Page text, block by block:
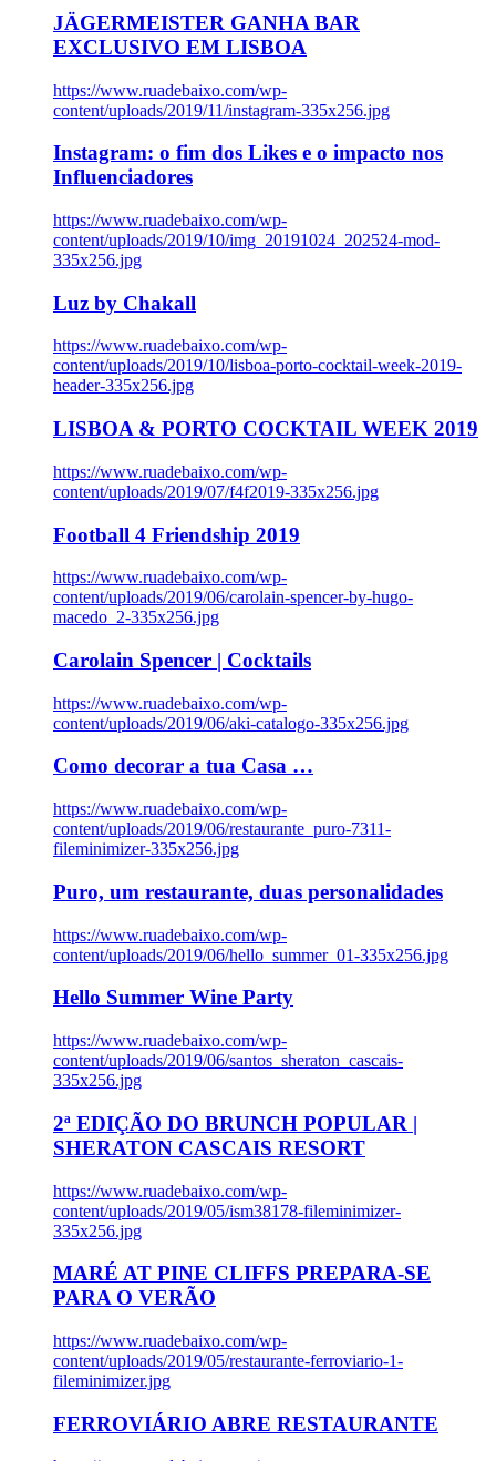
JÄGERMEISTER GANHA BAR
EXCLUSIVO EM LISBOA
https://www.ruadebaixo.com/wp-
content/uploads/2019/11/instagram-335x256.jpg
Instagram: o fim dos Likes e o impacto nos
Influenciadores
https://www.ruadebaixo.com/wp-
content/uploads/2019/10/img_20191024_202524-mod-
335x256.jpg
Luz by Chakall
https://www.ruadebaixo.com/wp-
content/uploads/2019/10/lisboa-porto-cocktail-week-2019-
header-335x256.jpg
LISBOA & PORTO COCKTAIL WEEK 2019
https://www.ruadebaixo.com/wp-
content/uploads/2019/07/f4f2019-335x256.jpg
Football 4 Friendship 2019
https://www.ruadebaixo.com/wp-
content/uploads/2019/06/carolain-spencer-by-hugo-
macedo_2-335x256.jpg
Carolain Spencer | Cocktails
https://www.ruadebaixo.com/wp-
content/uploads/2019/06/aki-catalogo-335x256.jpg
Como decorar a tua Casa …
https://www.ruadebaixo.com/wp-
content/uploads/2019/06/restaurante_puro-7311-
fileminimizer-335x256.jpg
Puro, um restaurante, duas personalidades
https://www.ruadebaixo.com/wp-
content/uploads/2019/06/hello_summer_01-335x256.jpg
Hello Summer Wine Party
https://www.ruadebaixo.com/wp-
content/uploads/2019/06/santos_sheraton_cascais-
335x256.jpg
2ª EDIÇÃO DO BRUNCH POPULAR |
SHERATON CASCAIS RESORT
https://www.ruadebaixo.com/wp-
content/uploads/2019/05/ism38178-fileminimizer-
335x256.jpg
MARÉ AT PINE CLIFFS PREPARA-SE
PARA O VERÃO
https://www.ruadebaixo.com/wp-
content/uploads/2019/05/restaurante-ferroviario-1-
fileminimizer.jpg
FERROVIÁRIO ABRE RESTAURANTE